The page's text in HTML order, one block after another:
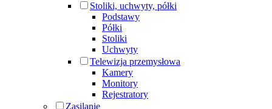
Stoliki, uchwyty, półki
Podstawy
Półki
Stoliki
Uchwyty
Telewizja przemysłowa
Kamery
Monitory
Rejestratory
Zasilanie